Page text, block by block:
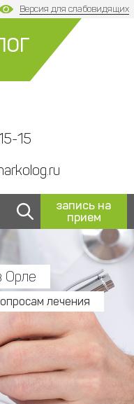
Версия для слабовидящих
15
запись на
прием
Орле
лечения